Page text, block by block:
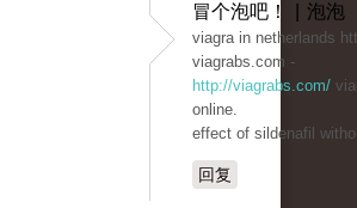
冒个泡吧！ | 泡泡
viagra in netherlands
viagrabs.com -
http://viagrabs.com/
online.
effect of sildenafil
回复